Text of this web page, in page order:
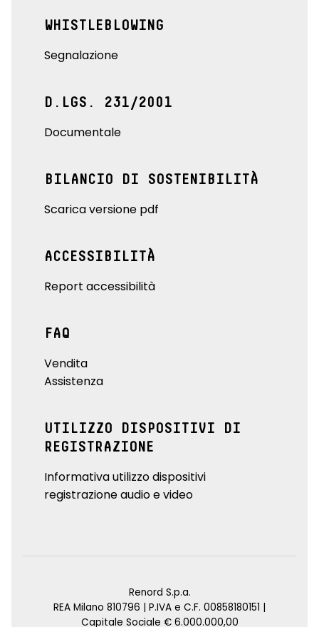
WHISTLEBLOWING
Segnalazione
D.LGS. 231/2001
Documentale
BILANCIO DI SOSTENIBILITÀ
Scarica versione pdf
ACCESSIBILITÀ
Report accessibilità
FAQ
Vendita
Assistenza
UTILIZZO DISPOSITIVI DI
REGISTRAZIONE
Informativa utilizzo dispositivi
registrazione audio e video
Renord S.p.a.
REA Milano 810796 | P.IVA e C.F. 00858180151 |
Capitale Sociale € 6.000.000,00